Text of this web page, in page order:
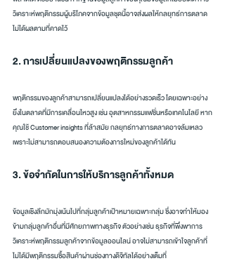
วิเคราะห์พฤติกรรมผู้บริโภคจากข้อมูลชุดนี้อาจส่งผลให้กลยุทธ์การตลาด
ไม่ได้ผลตามที่คาดไว้
2. การเปลี่ยนแปลงของพฤติกรรมลูกค้า
พฤติกรรมของลูกค้าสามารถเปลี่ยนแปลงได้อย่างรวดเร็ว โดยเฉพาะอย่าง
ยิ่งในตลาดที่มีการเคลื่อนไหวสูง เช่น อุตสาหกรรมแฟชั่นหรือเทคโนโลยี หาก
คุณใช้ Customer insights ที่ล้าสมัย กลยุทธ์ทางการตลาดอาจล้มเหลว
เพราะไม่สามารถตอบสนองความต้องการใหม่ของลูกค้าได้ทัน
3. ข้อจำกัดในการให้บริการลูกค้าทั้งหมด
ข้อมูลเชิงลึกมักมุ่งเน้นไปที่กลุ่มลูกค้าเป้าหมายเฉพาะกลุ่ม ซึ่งอาจทำให้มอง
ข้ามกลุ่มลูกค้าอื่นที่มีศักยภาพทางธุรกิจ ตัวอย่างเช่น ธุรกิจที่พึ่งพาการ
วิเคราะห์พฤติกรรมลูกค้าจากข้อมูลออนไลน์ อาจไม่สามารถเข้าใจลูกค้าที่
ไม่ได้มีพฤติกรรมซื้อสินค้าผ่านช่องทางดิจิทัลได้อย่างเต็มที่